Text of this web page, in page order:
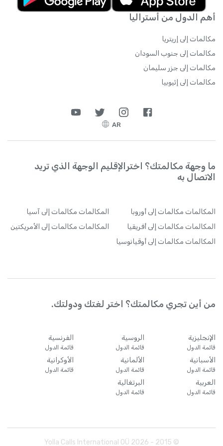
أهم الدول من أستراليا
مكالمات إلى إريتريا
مكالمات إلى جنوب السودان
مكالمات إلى جزر سليمان
مكالمات إلى إثيوبيا
AR
ما وجهة مكالمتك؟ اخترالإقليم الوجهة الذي تريد
الاتصال به
المكالمات مكالمات إلى أوروبا المكالمات مكالمات إلى آسيا
المكالمات مكالمات إلى أفريقيا المكالمات مكالمات إلى الأمريكتين
المكالمات مكالمات إلى أوقيانوسيا
من أين تجري مكالمتك؟ اختر لغتك ودولتك.
الإنجليزية
قائمة الدول
الروسية
قائمة الدول
الفرنسية
قائمة الدول
الأسبانية
قائمة الدول
الألمانية
قائمة الدول
الأوكرانية
قائمة الدول
العربية
قائمة الدول
البرتغالية
قائمة الدول
© 2015 -
2026